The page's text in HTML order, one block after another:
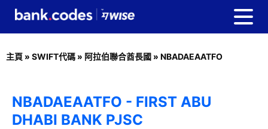
主頁 » SWIFT代碼 » 阿拉伯聯合酋長國 » NBADAEAATFO
NBADAEAATFO - FIRST ABU
DHABI BANK PJSC